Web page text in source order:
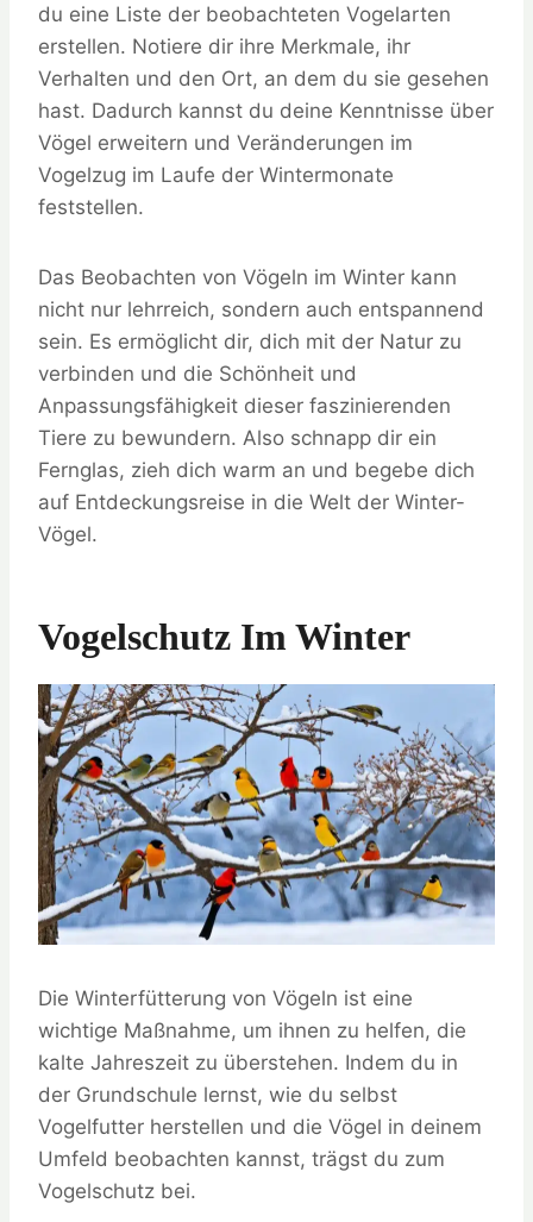
du eine Liste der beobachteten Vogelarten
erstellen. Notiere dir ihre Merkmale, ihr
Verhalten und den Ort, an dem du sie gesehen
hast. Dadurch kannst du deine Kenntnisse über
Vögel erweitern und Veränderungen im
Vogelzug im Laufe der Wintermonate
feststellen.
Das Beobachten von Vögeln im Winter kann
nicht nur lehrreich, sondern auch entspannend
sein. Es ermöglicht dir, dich mit der Natur zu
verbinden und die Schönheit und
Anpassungsfähigkeit dieser faszinierenden
Tiere zu bewundern. Also schnapp dir ein
Fernglas, zieh dich warm an und begebe dich
auf Entdeckungsreise in die Welt der Winter-
Vögel.
Vogelschutz Im Winter
Die Winterfütterung von Vögeln ist eine
wichtige Maßnahme, um ihnen zu helfen, die
kalte Jahreszeit zu überstehen. Indem du in
der Grundschule lernst, wie du selbst
Vogelfutter herstellen und die Vögel in deinem
Umfeld beobachten kannst, trägst du zum
Vogelschutz bei.